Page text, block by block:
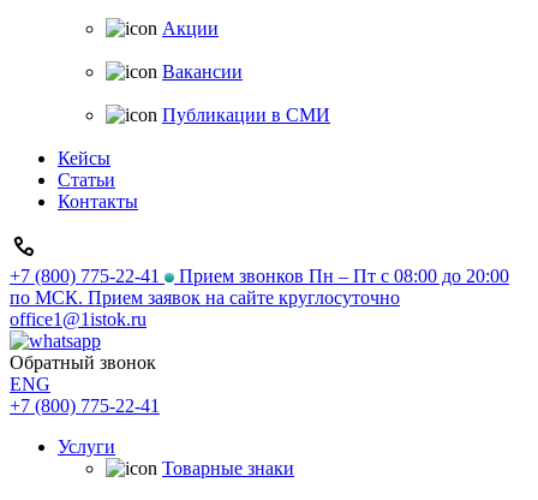
Акции
Вакансии
Публикации в СМИ
Кейсы
Статьи
Контакты
+7 (800) 775-22-41
Прием звонков Пн – Пт с 08:00 до 20:00
по МСК. Прием заявок на сайте круглосуточно
office1@1istok.ru
Обратный звонок
ENG
+7 (800) 775-22-41
Услуги
Товарные знаки